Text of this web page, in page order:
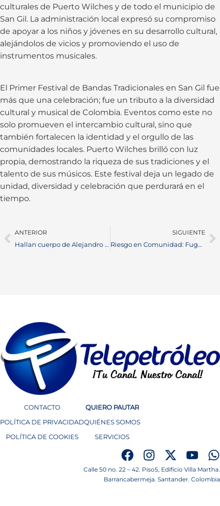
culturales de Puerto Wilches y de todo el municipio de
San Gil. La administración local expresó su compromiso
de apoyar a los niños y jóvenes en su desarrollo cultural,
alejándolos de vicios y promoviendo el uso de
instrumentos musicales.
El Primer Festival de Bandas Tradicionales en San Gil fue
más que una celebración; fue un tributo a la diversidad
cultural y musical de Colombia. Eventos como este no
solo promueven el intercambio cultural, sino que
también fortalecen la identidad y el orgullo de las
comunidades locales. Puerto Wilches brilló con luz
propia, demostrando la riqueza de sus tradiciones y el
talento de sus músicos. Este festival deja un legado de
unidad, diversidad y celebración que perdurará en el
tiempo.
ANTERIOR
Hallan cuerpo de Alejandro Otero en el río Sogamoso: Comunidad se une en búsqueda y rescate
SIGUIENTE
Riesgo en Comunidad: Fuga de Gas Tras Hurto de Contador Alarmó a Residentes
CONTACTO
POLÍTICA DE PRIVACIDAD
POLÍTICA DE COOKIES
QUIERO PAUTAR
QUIÉNES SOMOS
SERVICIOS
Calle 50 no. 22 – 42. Piso5, Edificio Villa Martha.
Barrancabermeja. Santander. Colombia